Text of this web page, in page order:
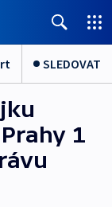
SLEDOVAT
1